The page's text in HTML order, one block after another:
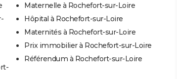
Maternelle à Rochefort-sur-Loire
Hôpital à Rochefort-sur-Loire
Maternités à Rochefort-sur-Loire
Prix immobilier à Rochefort-sur-Loire
Référendum à Rochefort-sur-Loire